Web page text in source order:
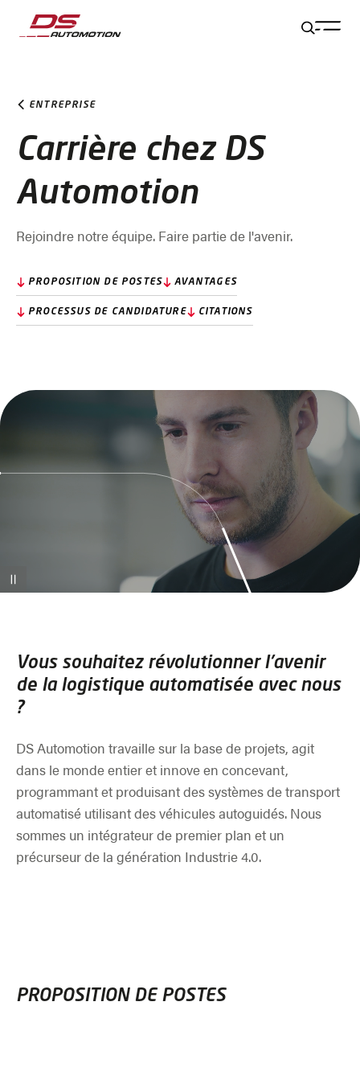
Aller au contenu principal
Aller au pied de page
Aller à la fin de la navigation
Aller au début de la navigation
ENTREPRISE
Carrière chez DS
Automotion
Rejoindre notre équipe. Faire partie de l'avenir.
PROPOSITION DE POSTES AVANTAGES
PROCESSUS DE CANDIDATURE CITATIONS
Vous souhaitez révolutionner l'avenir
de la logistique automatisée avec nous
?
DS Automotion travaille sur la base de projets, agit
dans le monde entier et innove en concevant,
programmant et produisant des systèmes de transport
automatisé utilisant des véhicules autoguidés. Nous
sommes un intégrateur de premier plan et un
précurseur de la génération Industrie 4.0.
PROPOSITION DE POSTES